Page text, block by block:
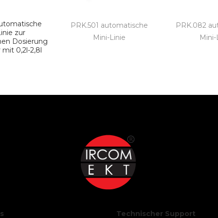
zur
Dosierung
0,2l-2,8l
PRK.501 automatische
Mini-Linie
PRK.082
Mini-
Technischer Support